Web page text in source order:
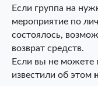
Если группа на
мероприятие по
состоялось,
возврат средств.
Если вы не можете
известили об этом